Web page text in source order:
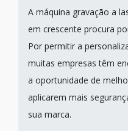
A máquina gravação a
em crescente procura
Por permitir a
muitas empresas têm
a oportunidade de
aplicarem mais
sua marca.